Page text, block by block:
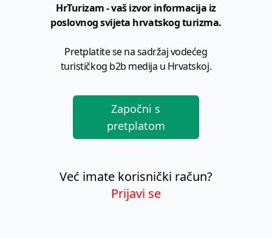
HrTurizam - vaš izvor informacija iz
poslovnog svijeta hrvatskog turizma.
Pretplatite se na sadržaj vodećeg
turističkog b2b medija u Hrvatskoj.
Započni s
pretplatom
Već imate korisnički račun?
Prijavi se